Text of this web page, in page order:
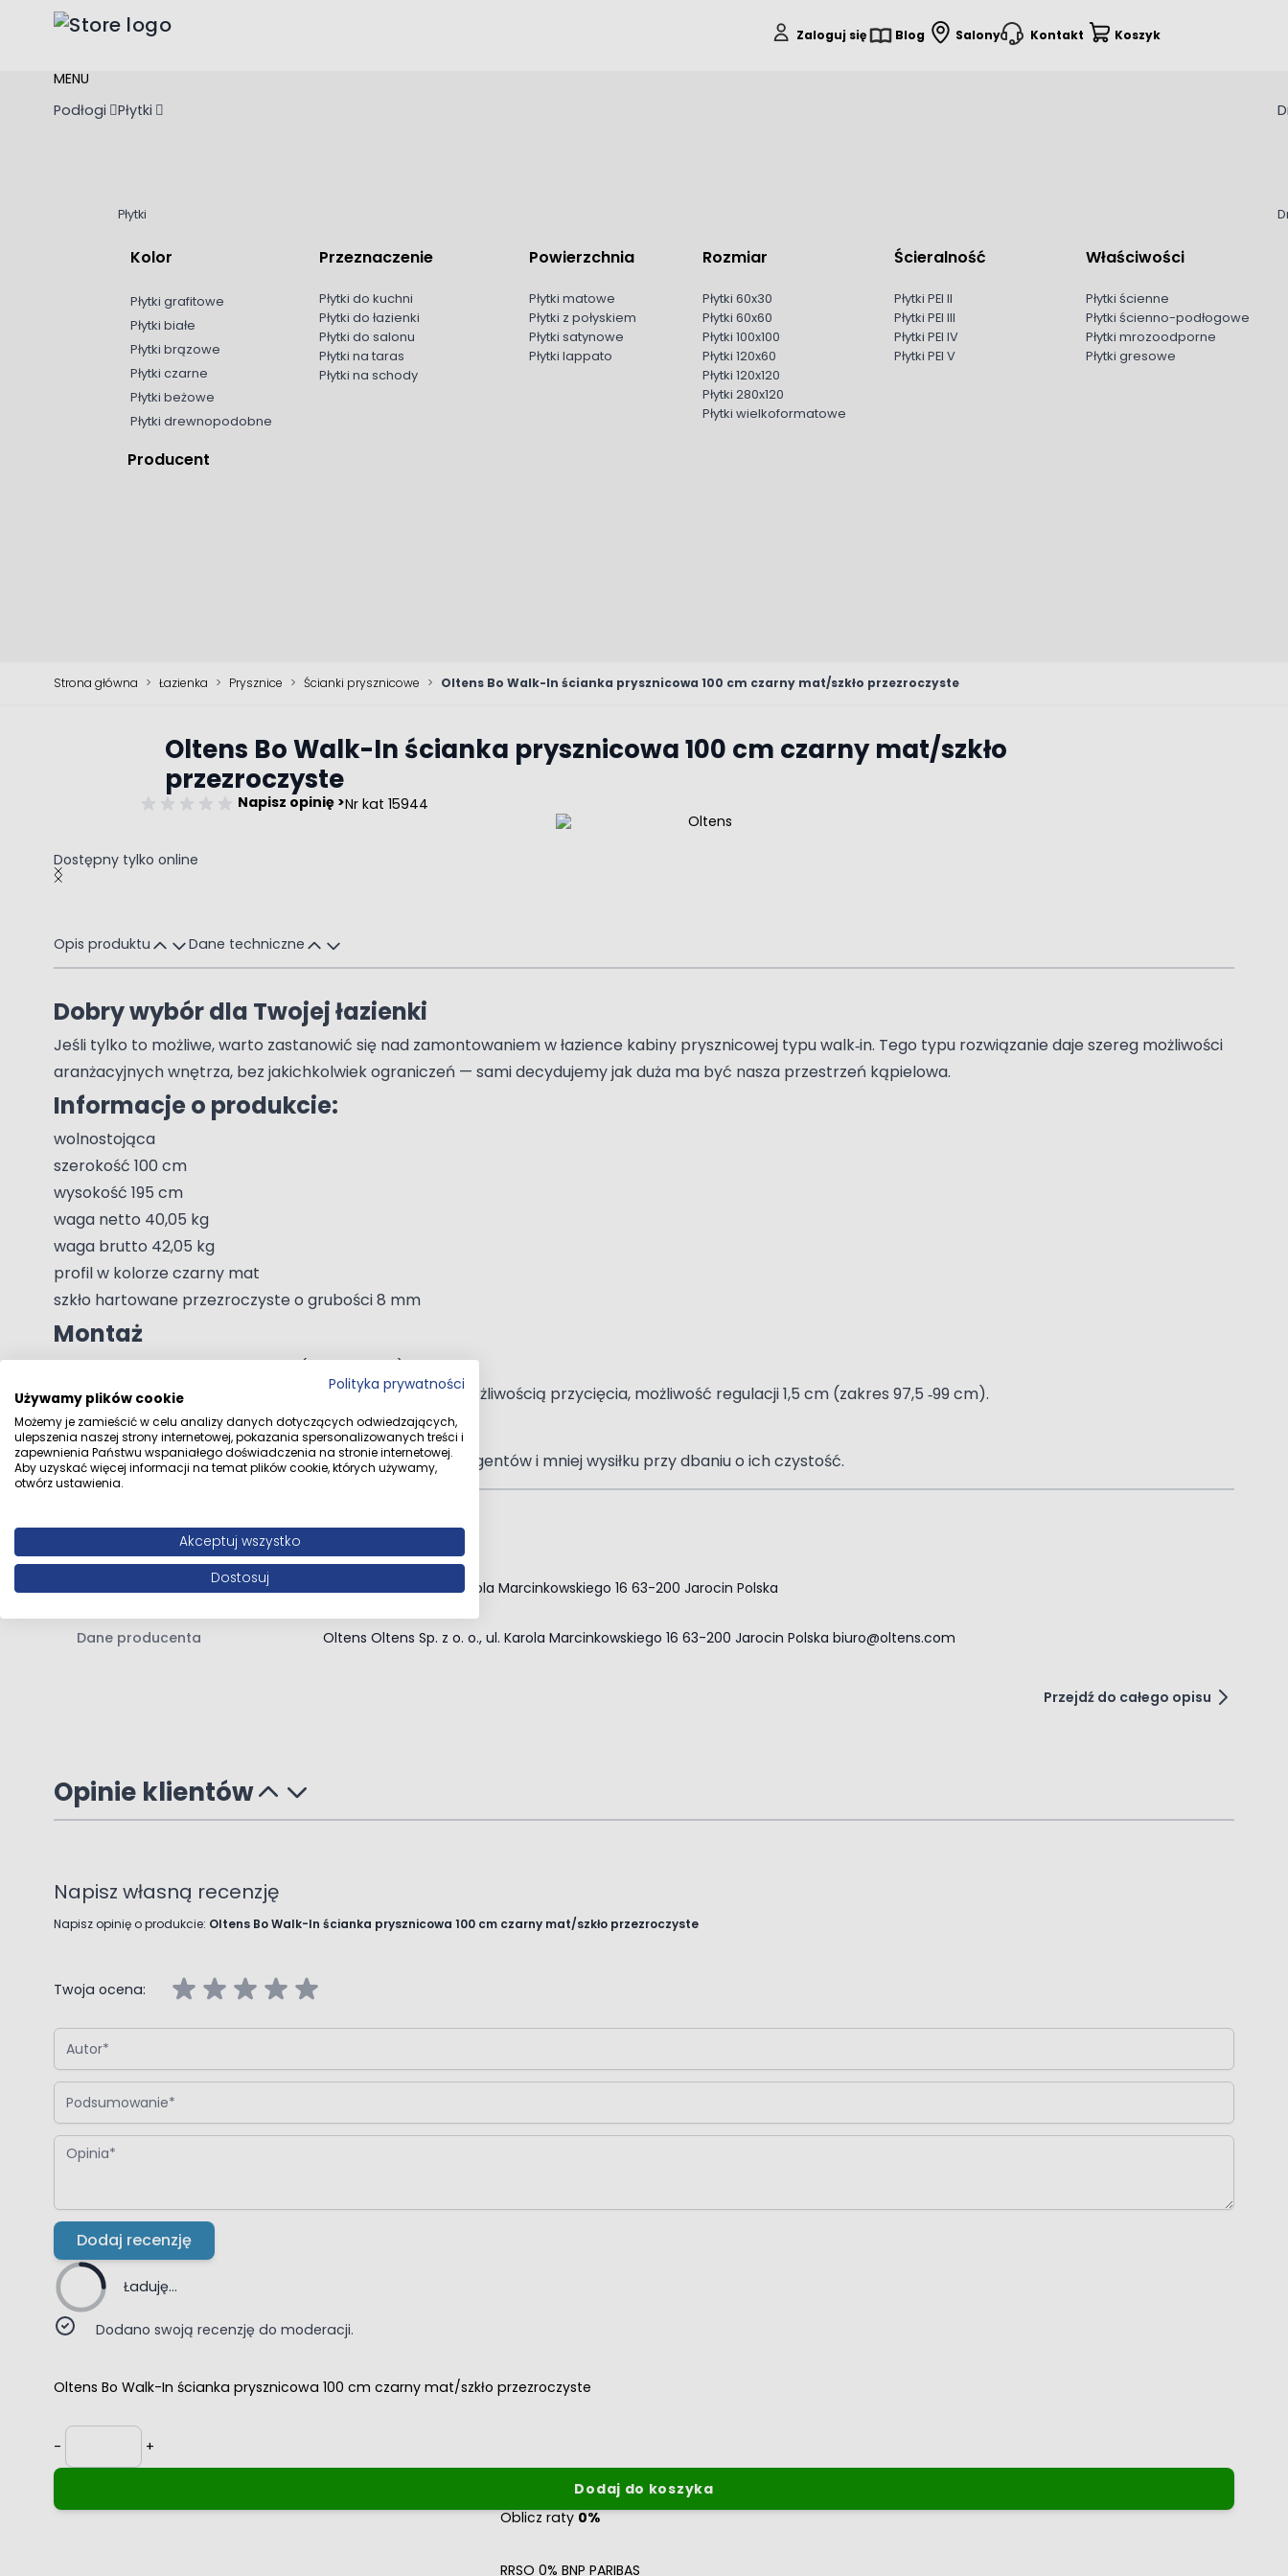
Przejdź do treści
Zaloguj się Blog Salony Kontakt Koszyk
MENU
Podłogi
Płytki
Płytki
Kolor
Płytki grafitowe
Płytki białe
Płytki brązowe
Płytki czarne
Płytki beżowe
Płytki drewnopodobne
Przeznaczenie
Płytki do kuchni
Płytki do łazienki
Płytki do salonu
Płytki na taras
Płytki na schody
Powierzchnia
Płytki matowe
Płytki z połyskiem
Płytki satynowe
Płytki lappato
Rozmiar
Płytki 60x30
Płytki 60x60
Płytki 100x100
Płytki 120x60
Płytki 120x120
Płytki 280x120
Płytki wielkoformatowe
Ścieralność
Płytki PEI II
Płytki PEI III
Płytki PEI IV
Płytki PEI V
Właściwości
Płytki ścienne
Płytki ścienno-podłogowe
Płytki mrozoodporne
Płytki gresowe
Producent
Strona główna > Łazienka > Prysznice > Ścianki prysznicowe > Oltens Bo Walk-In ścianka prysznicowa 100 cm czarny mat/szkło przezroczyste
Oltens Bo Walk-In ścianka prysznicowa 100 cm czarny mat/szkło
przezroczyste
Napisz opinię >Nr kat 15944
Dostępny tylko online
Main image
Click to view image in fullscreen
Opis produktu Dane techniczne
Dobry wybór dla Twojej łazienki
Jeśli tylko to możliwe, warto zastanowić się nad zamontowaniem w łazience kabiny prysznicowej typu walk‑in. Tego typu rozwiązanie daje szereg możliwości
aranżacyjnych wnętrza, bez jakichkolwiek ograniczeń — sami decydujemy jak duża ma być nasza przestrzeń kąpielowa.
Informacje o produkcie:
wolnostojąca
szerokość 100 cm
wysokość 195 cm
waga netto 40,05 kg
waga brutto 42,05 kg
profil w kolorze czarny mat
szkło hartowane przezroczyste o grubości 8 mm
Montaż
Strona motażu - prawa lub lewa (uniwersalna).
Wspornik ścienny o długości maksymalnie 1200 mm z możliwością przycięcia, możliwość regulacji 1,5 cm (zakres 97,5 ‑99 cm).
SmartClean
Powierzchnie z tą powłoką wymagają mniej wody, detergentów i mniej wysiłku przy dbaniu o ich czystość.
Zawartość zestawu:
ścianka prysznicowa
instrukcja montażu ścianki prysznicowej
Rozwiń opis
Dane techniczne
Oltens Sp. z o. o. ul. Karola Marcinkowskiego 16 63-200 Jarocin Polska
Dane producenta Oltens Oltens Sp. z o. o., ul. Karola Marcinkowskiego 16 63-200 Jarocin Polska biuro@oltens.com
Przejdź do całego opisu
Opinie klientów
Napisz własną recenzję
Napisz opinię o produkcie: Oltens Bo Walk-In ścianka prysznicowa 100 cm czarny mat/szkło przezroczyste
Twoja ocena:
Autor
Podsumowanie
Opinia
Dodaj recenzję
Ładuję...
Dodano swoją recenzję do moderacji.
Oltens Bo Walk-In ścianka prysznicowa 100 cm czarny mat/szkło przezroczyste
-
Ilość
+
Dodaj do koszyka
Oblicz raty0%
RRSO 0% BNP PARIBAS
Polityka prywatności
Używamy plików cookie
Możemy je zamieścić w celu analizy danych dotyczących odwiedzających,
ulepszenia naszej strony internetowej, pokazania spersonalizowanych treści i
zapewnienia Państwu wspaniałego doświadczenia na stronie internetowej.
Aby uzyskać więcej informacji na temat plików cookie, których używamy,
otwórz ustawienia.
Akceptuj wszystko
Dostosuj